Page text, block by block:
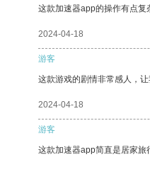
这款加速器app的操作有点复
2024-04-18
游客
这款游戏的剧情非常感人，让
2024-04-18
游客
这款加速器app简直是居家旅